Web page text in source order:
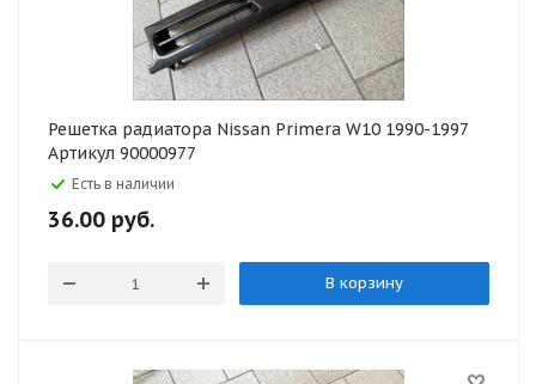
Решетка радиатора Nissan Primera W10 1990-1997
Артикул 90000977
Есть в наличии
36.00 руб.
В корзину